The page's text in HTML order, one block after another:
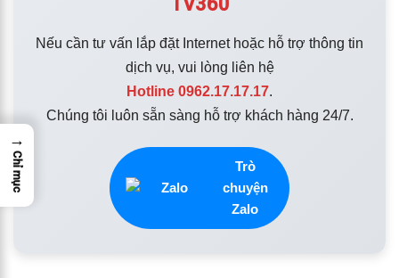
Nếu cần tư vấn lắp đặt Internet hoặc hỗ trợ thông tin
dịch vụ, vui lòng liên hệ
Hotline 0962.17.17.17.
Chúng tôi luôn sẵn sàng hỗ trợ khách hàng 24/7.
Trò
chuyện
Zalo
→
Chỉ mục